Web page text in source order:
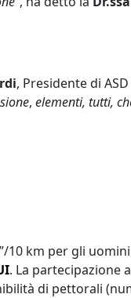
, Presidente di
, elementi, tutti,
10 km per gli
. La partecipazione
di pettorali